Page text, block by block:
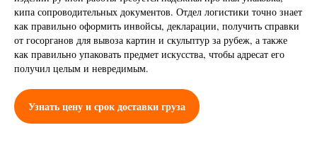
кипа сопроводительных документов. Отдел логистики точно знает
как правильно оформить инвойсы, декларации, получить справки
от госорганов для вывоза картин и скульптур за рубеж, а также
как правильно упаковать предмет искусства, чтобы адресат его
получил целым и невредимым.
Узнать цену и срок доставки груза